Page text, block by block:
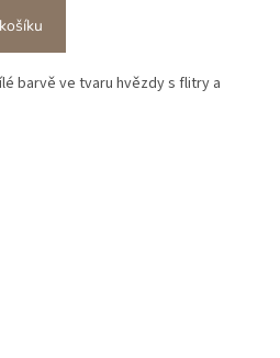
barvě ve tvaru hvězdy s flitry a